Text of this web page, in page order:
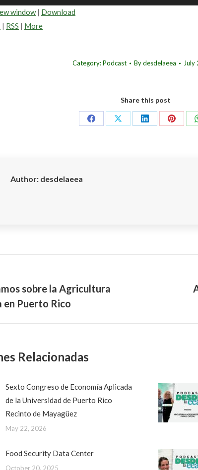
window| Download
| RSS | More
Category:Podcast Bydesdelaeea July
Share this post
Share
Share
Share
Share
Author: desdelaeea
sobre la Agricultura
en Puerto Rico
Relacionadas
Sexto Congreso de Economía Aplicada
de la Universidad de Puerto Rico
Recinto de Mayagüez
May 22, 2026
Food Security Data Center
October 20, 2025